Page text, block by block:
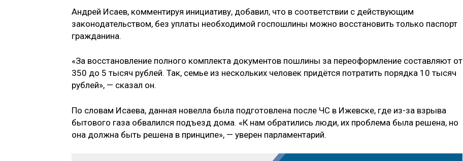
Андрей Исаев, комментируя инициативу, добавил, что в соответствии с действующим
законодательством, без уплаты необходимой госпошлины можно восстановить только паспорт
гражданина.
«За восстановление полного комплекта документов пошлины за переоформление составляют от
350 до 5 тысяч рублей. Так, семье из нескольких человек придётся потратить порядка 10 тысяч
рублей», — сказал он.
По словам Исаева, данная новелла была подготовлена после ЧС в Ижевске, где из-за взрыва
бытового газа обвалился подъезд дома. «К нам обратились люди, их проблема была решена, но
она должна быть решена в принципе», — уверен парламентарий.